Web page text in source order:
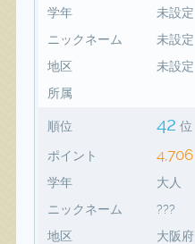
学年
未設定
ニックネーム
未設定
地区
未設定
所属
順位 42 位
ポイント 4,706
学年
大人
ニックネーム
???
地区
大阪府